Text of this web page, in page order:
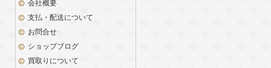
会社概要
支払・配送について
お問合せ
ショップブログ
買取りについて